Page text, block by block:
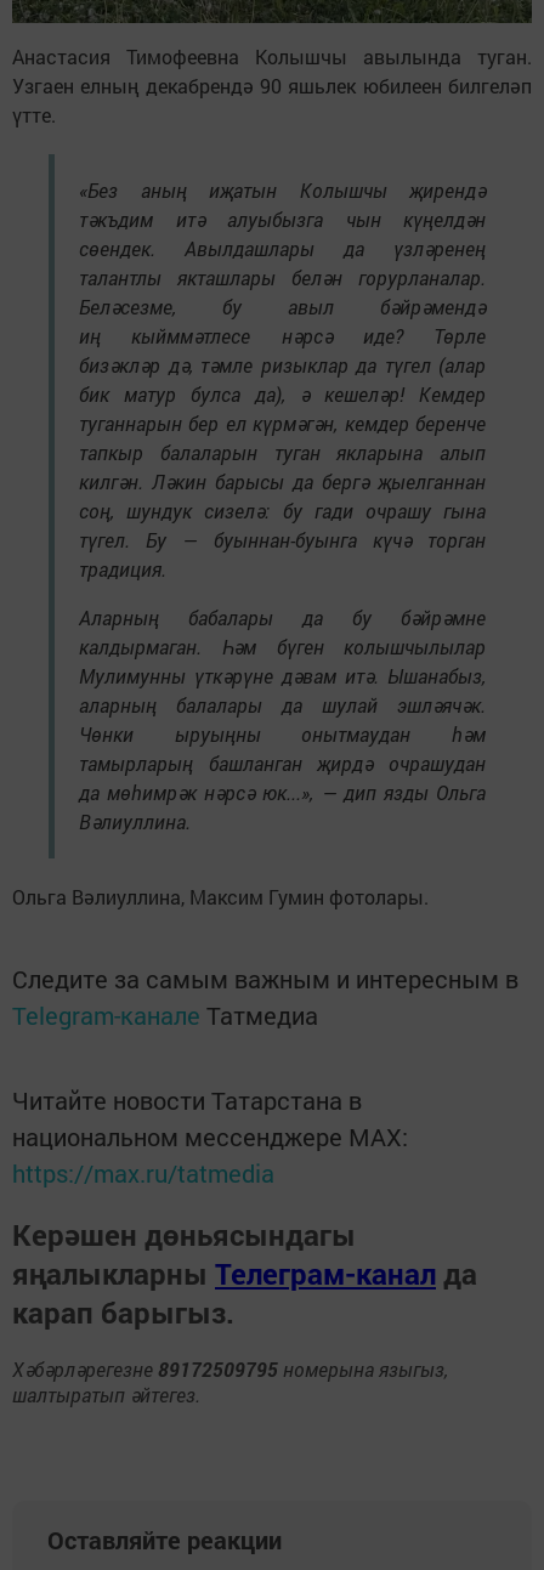
Анастасия Тимофеевна Колышчы авылында туган.
Узгаен елның декабрендә 90 яшьлек юбилеен билгеләп
үтте.
«Без аның иҗатын Колышчы җирендә
тәкъдим итә алуыбызга чын күңелдән
сөендек. Авылдашлары да үзләренең
талантлы якташлары белән горурланалар.
Беләсезме, бу авыл бәйрәмендә
иң кыйммәтлесе нәрсә иде? Төрле
бизәкләр дә, тәмле ризыклар да түгел (алар
бик матур булса да), ә кешеләр! Кемдер
туганнарын бер ел күрмәгән, кемдер беренче
тапкыр балаларын туган якларына алып
килгән. Ләкин барысы да бергә җыелганнан
соң, шундук сизелә: бу гади очрашу гына
түгел. Бу — буыннан-буынга күчә торган
традиция.
Аларның бабалары да бу бәйрәмне
калдырмаган. Һәм бүген колышчылылар
Мулимунны үткәрүне дәвам итә. Ышанабыз,
аларның балалары да шулай эшләячәк.
Чөнки ыруыңны онытмаудан һәм
тамырларың башланган җирдә очрашудан
да мөһимрәк нәрсә юк...», — дип язды Ольга
Вәлиуллина.
Ольга Вәлиуллина, Максим Гумин фотолары.
Следите за самым важным и интересным в
Telegram-канале Татмедиа
Читайте новости Татарстана в
национальном мессенджере MАХ:
https://max.ru/tatmedia
Керәшен дөньясындагы
яңалыкларны Телеграм-канал да
карап барыгыз.
Хәбәрләрегезне 89172509795 номерына языгыз,
шалтыратып әйтегез.
Оставляйте реакции